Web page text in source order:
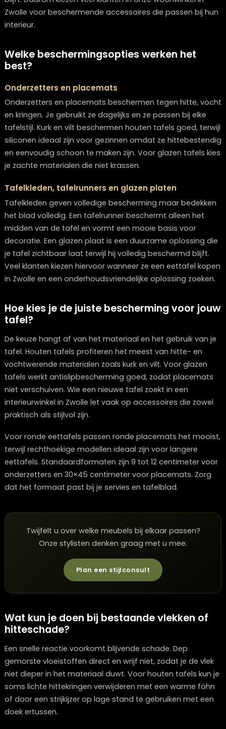
blijvende verkleuring.
Een goed beschermde tafel gaat veel langer mee. Een
terwijl een tafel met de juiste bescherming decennia
blijft. Daarom kiezen veel klanten in onze woonwinkel in
Zwolle voor beschermende accessoires die passen
interieur.
Welke beschermingsopties werken het
best?
Onderzetters en placemats
Onderzetters en placemats beschermen tegen hitte,
en kringen. Je gebruikt ze dagelijks en ze passen bij
tafelstijl. Kurk en vilt beschermen houten tafels goed,
siliconen ideaal zijn voor gezinnen omdat ze
en eenvoudig schoon te maken zijn. Voor glazen
je zachte materialen die niet krassen.
Tafelkleden, tafelrunners en glazen platen
het blad volledig. Een tafelrunner beschermt alleen
midden van de tafel en vormt een mooie basis voor
decoratie. Een glazen plaat is een duurzame
je tafel zichtbaar laat terwijl hij volledig beschermd
Veel klanten kiezen hiervoor wanneer ze een eettafel
in Zwolle en een onderhoudsvriendelijke oplossing
Hoe kies je de juiste bescherming voor
De keuze hangt af van het materiaal en het gebruik
tafel. Houten tafels profiteren het meest van hitte- en
vochtwerende materialen zoals kurk en vilt. Voor
tafels werkt antislipbescherming goed, zodat
interieurwinkel in Zwolle let vaak op accessoires die
praktisch als stijlvol zijn.
terwijl rechthoekige modellen ideaal zijn voor langere
eettafels. Standaardformaten zijn 9 tot 12 centimeter
onderzetters en 30×45 centimeter voor placemats.
dat het formaat past bij je servies en tafelblad.
Twijfelt u over welke meubels bij elkaar passen?
Onze stylisten denken graag met u mee.
Plan een stijlconsult